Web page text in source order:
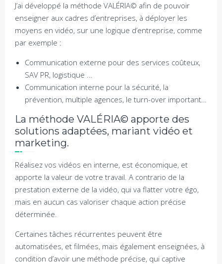
J’ai développé la méthode VALÉRIA© afin de pouvoir
enseigner aux cadres d’entreprises, à déployer les
moyens en vidéo, sur une logique d’entreprise, comme
par exemple :
Communication externe pour des services coûteux,
SAV PR, logistique …
Communication interne pour la sécurité, la
prévention, multiple agences, le turn-over important…
La méthode VALÉRIA© apporte des
solutions adaptées, mariant vidéo et
marketing.
Réalisez vos vidéos en interne, est économique, et
apporte la valeur de votre travail. A contrario de la
prestation externe de la vidéo, qui va flatter votre égo,
mais en aucun cas valoriser chaque action précise
déterminée.
Certaines tâches récurrentes peuvent être
automatisées, et filmées, mais également enseignées, à
condition d’avoir une méthode précise, qui captive